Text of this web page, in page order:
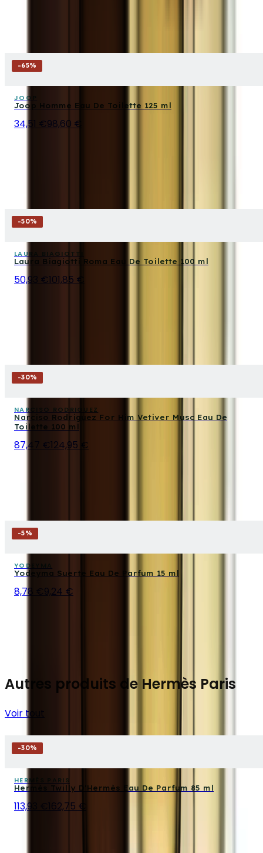
-65%
JOOP
Joop Homme Eau De Toilette 125 ml
34,51 €98,60 €
-50%
LAURA BIAGIOTTI
Laura Biagiotti Roma Eau De Toilette 100 ml
50,93 €101,85 €
-30%
NARCISO RODRIGUEZ
Narciso Rodriguez For Him Vetiver Musc Eau De
Toilette 100 ml
87,47 €124,95 €
-5%
YODEYMA
Yodeyma Suerte Eau De Parfum 15 ml
8,78 €9,24 €
Autres produits de Hermès Paris
Voir tout
-30%
HERMÈS PARIS
Hermès Twilly D'Hermès Eau De Parfum 85 ml
113,93 € 162,75 €